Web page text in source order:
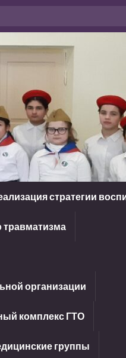
стратегии
травматизма
организации
комплекс ГТО
группы